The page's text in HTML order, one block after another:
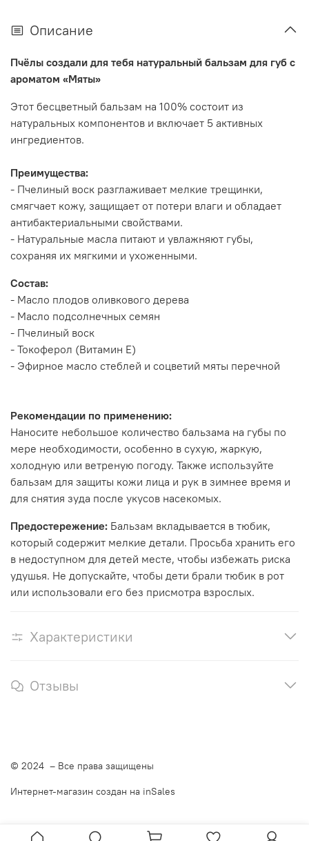
Описание
Пчёлы создали для тебя натуральный бальзам для губ с
ароматом «Мяты»
Этот бесцветный бальзам на 100% состоит из
натуральных компонентов и включает 5 активных
ингредиентов.
Преимущества:
- Пчелиный воск разглаживает мелкие трещинки,
смягчает кожу, защищает от потери влаги и обладает
антибактериальными свойствами.
- Натуральные масла питают и увлажняют губы,
сохраняя их мягкими и ухоженными.
Состав:
- Масло плодов оливкового дерева
- Масло подсолнечных семян
- Пчелиный воск
- Токоферол (Витамин Е)
- Эфирное масло стеблей и соцветий мяты перечной
Рекомендации по применению:
Наносите небольшое количество бальзама на губы по
мере необходимости, особенно в сухую, жаркую,
холодную или ветреную погоду. Также используйте
бальзам для защиты кожи лица и рук в зимнее время и
для снятия зуда после укусов насекомых.
Предостережение: Бальзам вкладывается в тюбик,
который содержит мелкие детали. Просьба хранить его
в недоступном для детей месте, чтобы избежать риска
удушья. Не допускайте, чтобы дети брали тюбик в рот
или использовали его без присмотра взрослых.
Характеристики
Отзывы
© 2024 – Все права защищены
Интернет-магазин создан на inSales